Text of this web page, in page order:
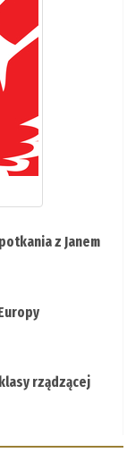
z Janem
rządzącej